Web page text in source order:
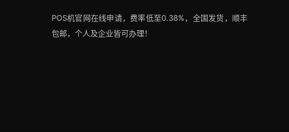
POS机官网在线申请，费率低至0.38%，全国发货，顺丰
包邮，个人及企业皆可办理！